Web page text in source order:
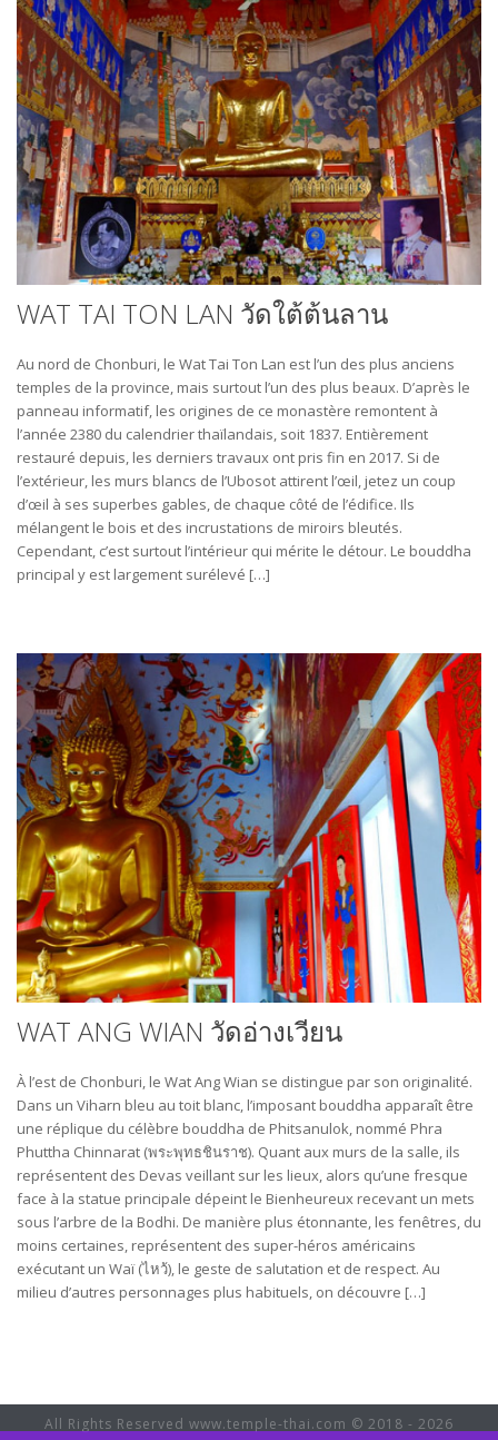
WAT TAI TON LAN วัดใต้ต้นลาน
Au nord de Chonburi, le Wat Tai Ton Lan est l’un des plus anciens
temples de la province, mais surtout l’un des plus beaux. D’après le
panneau informatif, les origines de ce monastère remontent à
l’année 2380 du calendrier thaïlandais, soit 1837. Entièrement
restauré depuis, les derniers travaux ont pris fin en 2017. Si de
l’extérieur, les murs blancs de l’Ubosot attirent l’œil, jetez un coup
d’œil à ses superbes gables, de chaque côté de l’édifice. Ils
mélangent le bois et des incrustations de miroirs bleutés.
Cependant, c’est surtout l’intérieur qui mérite le détour. Le bouddha
principal y est largement surélevé […]
WAT ANG WIAN วัดอ่างเวียน
À l’est de Chonburi, le Wat Ang Wian se distingue par son originalité.
Dans un Viharn bleu au toit blanc, l’imposant bouddha apparaît être
une réplique du célèbre bouddha de Phitsanulok, nommé Phra
Phuttha Chinnarat (พระพุทธชินราช). Quant aux murs de la salle, ils
représentent des Devas veillant sur les lieux, alors qu’une fresque
face à la statue principale dépeint le Bienheureux recevant un mets
sous l’arbre de la Bodhi. De manière plus étonnante, les fenêtres, du
moins certaines, représentent des super-héros américains
exécutant un Waï (ไหว้), le geste de salutation et de respect. Au
milieu d’autres personnages plus habituels, on découvre […]
All Rights Reserved www.temple-thai.com © 2018 - 2026